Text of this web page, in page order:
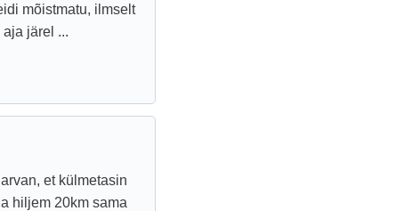
mõistmatu, ilmselt
järel ...
et külmetasin
hiljem 20km sama